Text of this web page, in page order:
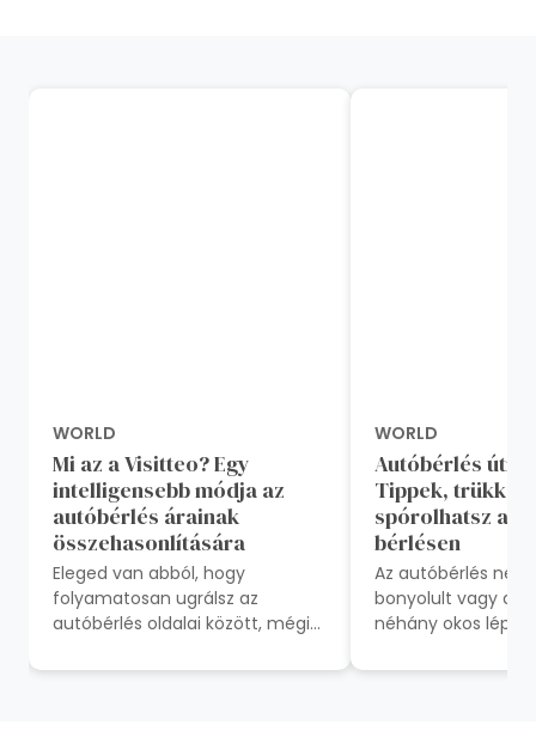
WORLD
Mi az a Visitteo? Egy
intelligensebb módja az
autóbérlés árainak
összehasonlítására
Eleged van abból, hogy
folyamatosan ugrálsz az
autóbérlés oldalai között, mégis
– időt és pénzt takarítasz...
WORLD
Autóbérlés
Tippek, trükkök
spórolhatsz
bérlésen
Az autóbérlés nem
bonyolult vagy
néhány okos
spórolhatsz meg.